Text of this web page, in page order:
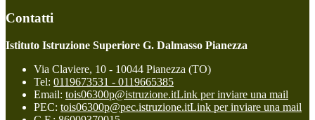
Contatti
Istituto Istruzione Superiore G. Dalmasso Pianezza
Via Claviere, 10 - 10044 Pianezza (TO)
Tel: 0119673531 - 0119665385
Email: tois06300p@istruzione.itLink per inviare una mail
PEC: tois06300p@pec.istruzione.itLink per inviare una mail